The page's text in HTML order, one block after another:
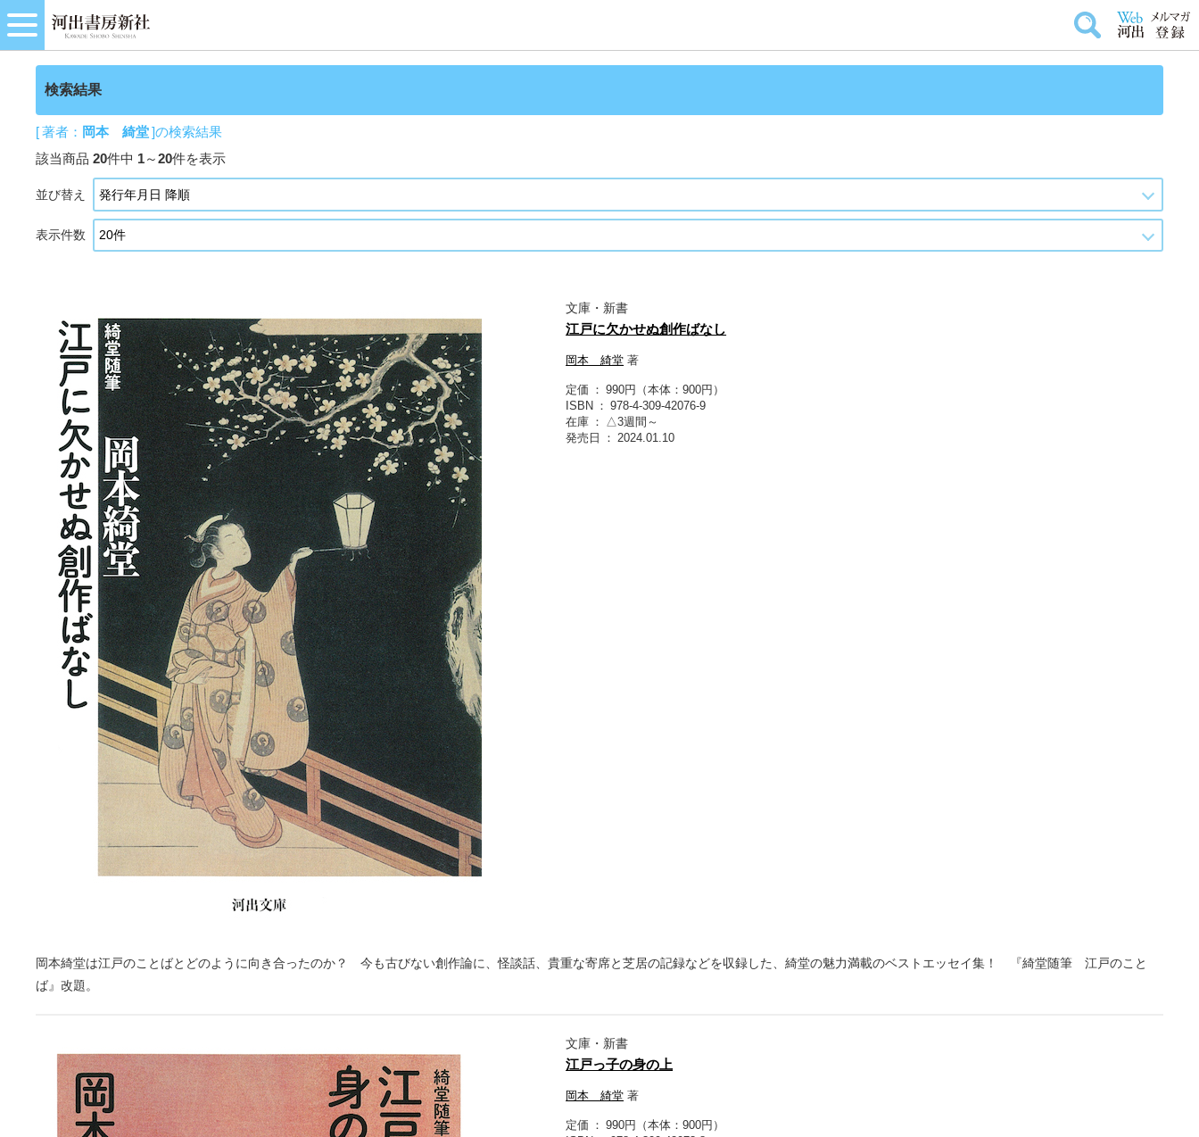
検索結果
[ 著者： 岡本 綺堂]の検索結果
該当商品20件中 1～20件を表示
並び替え
表示件数
文庫・新書
江戸に欠かせぬ創作ばなし
岡本 綺堂 著
定価
990円（本体：900円）
ISBN
978-4-309-42076-9
在庫
△3週間～
発売日
2024.01.10
岡本綺堂は江戸のことばとどのように向き合ったのか？ 今も古びない創作論に、怪談話、貴重な寄席と芝居の記録などを収録した、綺堂の魅力満載のベストエッセイ集！ 『綺堂随筆 江戸のこと
ば』改題。
文庫・新書
江戸っ子の身の上
岡本 綺堂 著
定価
990円（本体：900円）